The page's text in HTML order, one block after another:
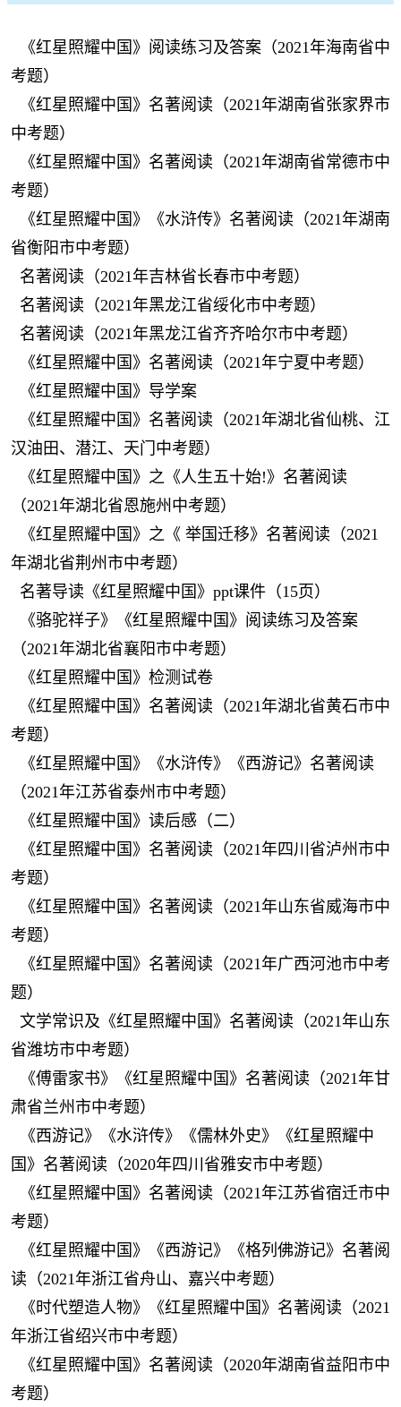
《红星照耀中国》阅读练习及答案（2021年海南省中
考题）
《红星照耀中国》名著阅读（2021年湖南省张家界市
中考题）
《红星照耀中国》名著阅读（2021年湖南省常德市中
考题）
《红星照耀中国》《水浒传》名著阅读（2021年湖南
省衡阳市中考题）
名著阅读（2021年吉林省长春市中考题）
名著阅读（2021年黑龙江省绥化市中考题）
名著阅读（2021年黑龙江省齐齐哈尔市中考题）
《红星照耀中国》名著阅读（2021年宁夏中考题）
《红星照耀中国》导学案
《红星照耀中国》名著阅读（2021年湖北省仙桃、江
汉油田、潜江、天门中考题）
《红星照耀中国》之《人生五十始!》名著阅读
（2021年湖北省恩施州中考题）
《红星照耀中国》之《 举国迁移》名著阅读（2021
年湖北省荆州市中考题）
名著导读《红星照耀中国》ppt课件（15页）
《骆驼祥子》《红星照耀中国》阅读练习及答案
（2021年湖北省襄阳市中考题）
《红星照耀中国》检测试卷
《红星照耀中国》名著阅读（2021年湖北省黄石市中
考题）
《红星照耀中国》《水浒传》《西游记》名著阅读
（2021年江苏省泰州市中考题）
《红星照耀中国》读后感（二）
《红星照耀中国》名著阅读（2021年四川省泸州市中
考题）
《红星照耀中国》名著阅读（2021年山东省威海市中
考题）
《红星照耀中国》名著阅读（2021年广西河池市中考
题）
文学常识及《红星照耀中国》名著阅读（2021年山东
省潍坊市中考题）
《傅雷家书》《红星照耀中国》名著阅读（2021年甘
肃省兰州市中考题）
《西游记》《水浒传》《儒林外史》《红星照耀中
国》名著阅读（2020年四川省雅安市中考题）
《红星照耀中国》名著阅读（2021年江苏省宿迁市中
考题）
《红星照耀中国》《西游记》《格列佛游记》名著阅
读（2021年浙江省舟山、嘉兴中考题）
《时代塑造人物》《红星照耀中国》名著阅读（2021
年浙江省绍兴市中考题）
《红星照耀中国》名著阅读（2020年湖南省益阳市中
考题）